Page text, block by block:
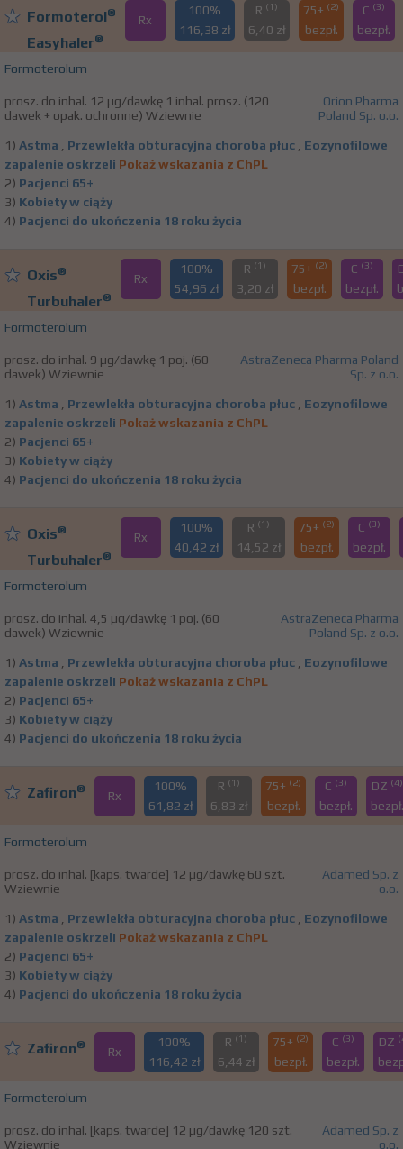
Formoterol®
Easyhaler®
Rx
100%
116,38 zł
R (1)
6,40 zł
75+ (2)
bezpł.
C (3)
bezpł.
Formoterolum
prosz. do inhal. 12 µg/dawkę 1 inhal. prosz. (120
dawek + opak. ochronne) Wziewnie
Orion Pharma
Poland Sp. o.o.
1) Astma , Przewlekła obturacyjna choroba płuc , Eozynofilowe
zapalenie oskrzeli Pokaż wskazania z ChPL
2) Pacjenci 65+
3) Kobiety w ciąży
4) Pacjenci do ukończenia 18 roku życia
Oxis®
Turbuhaler®
Rx
100%
54,96 zł
R (1)
3,20 zł
75+ (2)
bezpł.
C (3)
bezpł.
Formoterolum
prosz. do inhal. 9 µg/dawkę 1 poj. (60
dawek) Wziewnie
AstraZeneca Pharma Poland
Sp. z o.o.
1) Astma , Przewlekła obturacyjna choroba płuc , Eozynofilowe
zapalenie oskrzeli Pokaż wskazania z ChPL
2) Pacjenci 65+
3) Kobiety w ciąży
4) Pacjenci do ukończenia 18 roku życia
Oxis®
Turbuhaler®
Rx
100%
40,42 zł
R (1)
14,52 zł
75+ (2)
bezpł.
C (3)
bezpł.
Formoterolum
prosz. do inhal. 4,5 µg/dawkę 1 poj. (60
dawek) Wziewnie
AstraZeneca Pharma
Poland Sp. z o.o.
1) Astma , Przewlekła obturacyjna choroba płuc , Eozynofilowe
zapalenie oskrzeli Pokaż wskazania z ChPL
2) Pacjenci 65+
3) Kobiety w ciąży
4) Pacjenci do ukończenia 18 roku życia
Zafiron® Rx
100%
61,82 zł
R (1)
6,83 zł
75+ (2)
bezpł.
C (3)
bezpł.
DZ (4)
bezpł.
Formoterolum
prosz. do inhal. [kaps. twarde] 12 µg/dawkę 60 szt.
Wziewnie
Adamed Sp. z
o.o.
1) Astma , Przewlekła obturacyjna choroba płuc , Eozynofilowe
zapalenie oskrzeli Pokaż wskazania z ChPL
2) Pacjenci 65+
3) Kobiety w ciąży
4) Pacjenci do ukończenia 18 roku życia
Zafiron® Rx
100%
116,42 zł
R (1)
6,44 zł
75+ (2)
bezpł.
C (3)
bezpł.
DZ
Formoterolum
prosz. do inhal. [kaps. twarde] 12 µg/dawkę 120 szt.
Wziewnie
Adamed Sp. z
o.o.